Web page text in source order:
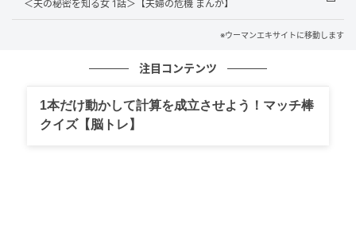
＜夫の秘密を知る女 1話＞【夫婦の危機 まんが】
※ウーマンエキサイトに移動します
注目コンテンツ
1本だけ動かして計算を成立させよう！マッチ棒
クイズ【脳トレ】